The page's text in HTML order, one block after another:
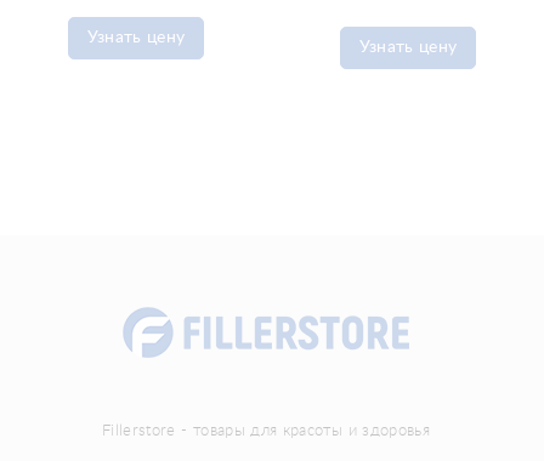
Узнать цену
Узнать цену
Fillerstore - товары для красоты и здоровья